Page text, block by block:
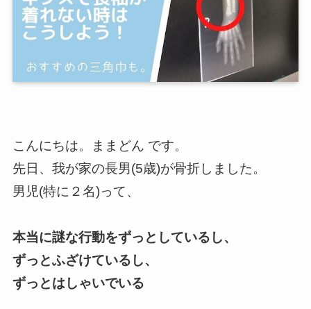
こんにちは。ままどん です。
先日、我が家の長男(5歳)が骨折しました。
男児(特に２名)って、
本当に謎な行動をずっとしているし、
ずっとふざけているし、
ずっとはしゃいでいる